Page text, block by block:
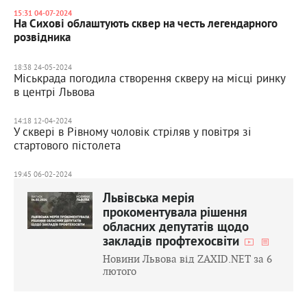
15:31 04-07-2024
На Сихові облаштують сквер на честь легендарного
розвідника
18:38 24-05-2024
Міськрада погодила створення скверу на місці ринку
в центрі Львова
14:18 12-04-2024
У сквері в Рівному чоловік стріляв у повітря зі
стартового пістолета
19:45 06-02-2024
Львівська мерія
прокоментувала рішення
обласних депутатів щодо
закладів профтехосвіти
Новини Львова від ZAXID.NET за 6
лютого